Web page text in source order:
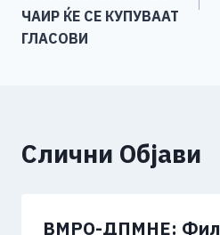
ЧАИР ЌЕ СЕ КУПУВААТ
ГЛАСОВИ
Слични Објави
ВМРО-ДПМНЕ: